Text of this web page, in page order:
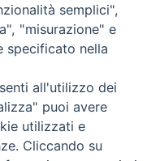
semplici",
"misurazione" e
specificato nella
all'utilizzo dei
puoi avere
utilizzati e
Cliccando su